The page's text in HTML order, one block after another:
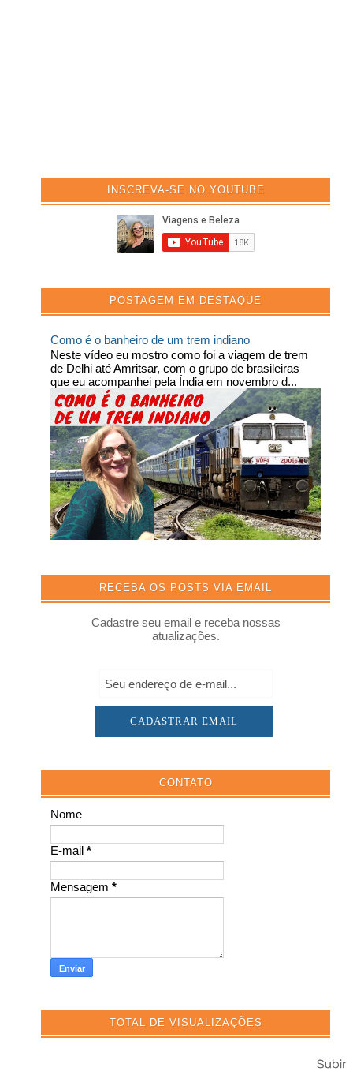
INSCREVA-SE NO YOUTUBE
POSTAGEM EM DESTAQUE
Como é o banheiro de um trem indiano
Neste vídeo eu mostro como foi a viagem de trem
de Delhi até Amritsar, com o grupo de brasileiras
que eu acompanhei pela Índia em novembro d...
RECEBA OS POSTS VIA EMAIL
Cadastre seu email e receba nossas
atualizações.
CONTATO
Nome
E-mail*
Mensagem*
TOTAL DE VISUALIZAÇÕES